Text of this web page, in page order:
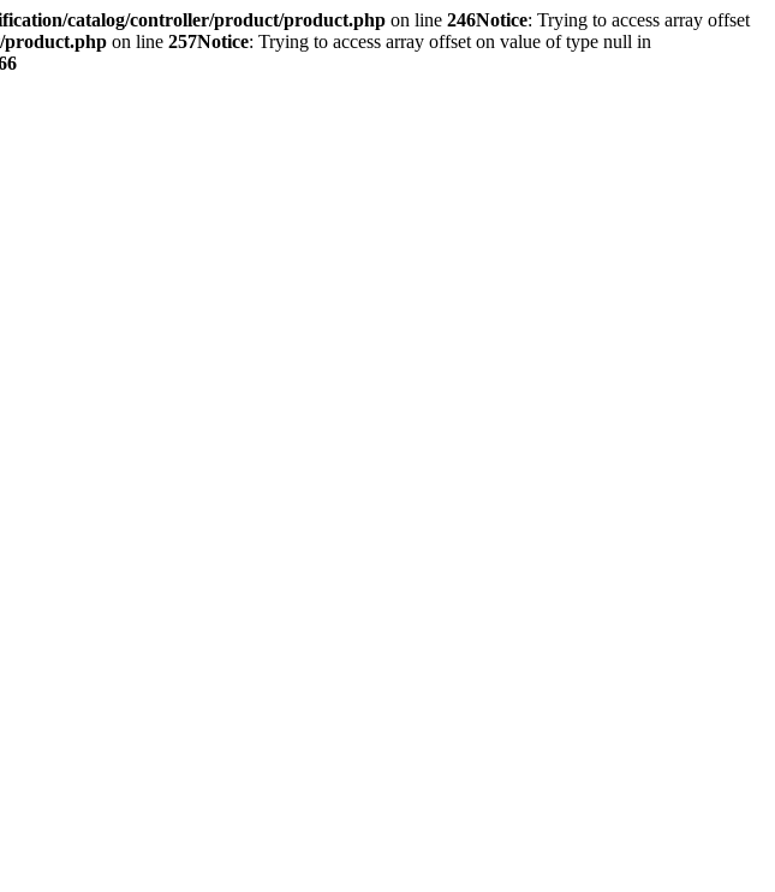
catalog/controller/product/product.php on line 246Notice: Trying to access array offset
product.php on line 257Notice: Trying to access array offset on value of type null in